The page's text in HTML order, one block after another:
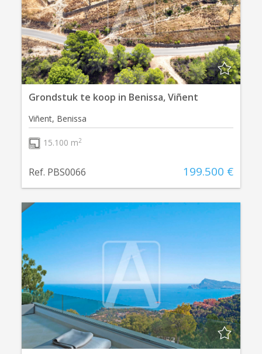
Grondstuk te koop in Benissa, Viñent
Viñent, Benissa
15.100 m2
Ref. PBS0066 199.500 €